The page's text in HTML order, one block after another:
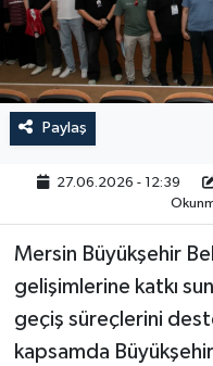
Paylaş
27.06.2026 - 12:39
Mersin Büyükşehir
gelişimlerine katkı
geçiş süreçlerini
kapsamda
RESMİ İLAN